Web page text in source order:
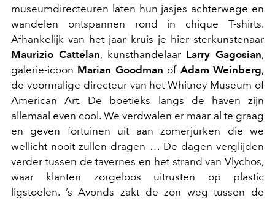
museumdirecteuren laten hun jasjes achterwege en
wandelen ontspannen rond in chique T-shirts.
Afhankelijk van het jaar kruis je hier sterkunstenaar
Maurizio Cattelan, kunsthandelaar Larry Gagosian,
galerie-icoon Marian Goodman of Adam Weinberg,
de voormalige directeur van het Whitney Museum of
American Art. De boetieks langs de haven zijn
allemaal even cool. We verdwalen er maar al te graag
en geven fortuinen uit aan zomerjurken die we
wellicht nooit zullen dragen … De dagen verglijden
verder tussen de tavernes en het strand van Vlychos,
waar klanten zorgeloos uitrusten op plastic
ligstoelen. ’s Avonds zakt de zon weg tussen de